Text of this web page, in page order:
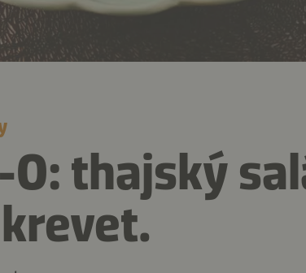
O: thajský